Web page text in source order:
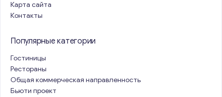
Карта сайта
Контакты
Популярные категории
Гостиницы
Рестораны
Общая коммерческая направленность
Бьюти проект